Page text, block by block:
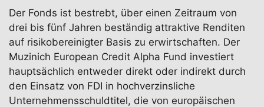
Der Fonds ist bestrebt, über einen Zeitraum von
drei bis fünf Jahren beständig attraktive Renditen
auf risikobereinigter Basis zu erwirtschaften. Der
Muzinich European Credit Alpha Fund investiert
hauptsächlich entweder direkt oder indirekt durch
den Einsatz von FDI in hochverzinsliche
Unternehmensschuldtitel, die von europäischen